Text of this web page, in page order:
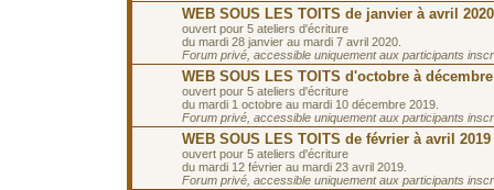
WEB SOUS LES TOITS de janvier à avril 2020
ouvert pour 5 ateliers d'écriture
du mardi 28 janvier au mardi 7 avril 2020.
Forum privé, accessible uniquement aux participants
WEB SOUS LES TOITS d'octobre à décembre
ouvert pour 5 ateliers d'écriture
du mardi 1 octobre au mardi 10 décembre 2019.
Forum privé, accessible uniquement aux participants
WEB SOUS LES TOITS de février à avril 2019
ouvert pour 5 ateliers d'écriture
du mardi 12 février au mardi 23 avril 2019.
Forum privé, accessible uniquement aux participants